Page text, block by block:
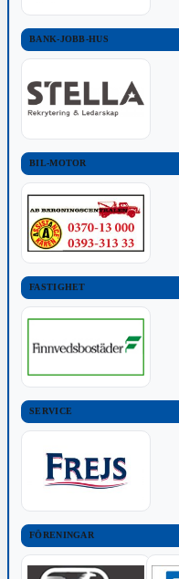
BANK-JOBB-HUS
BIL-MOTOR
FASTIGHET
SERVICE
FÖRENINGAR